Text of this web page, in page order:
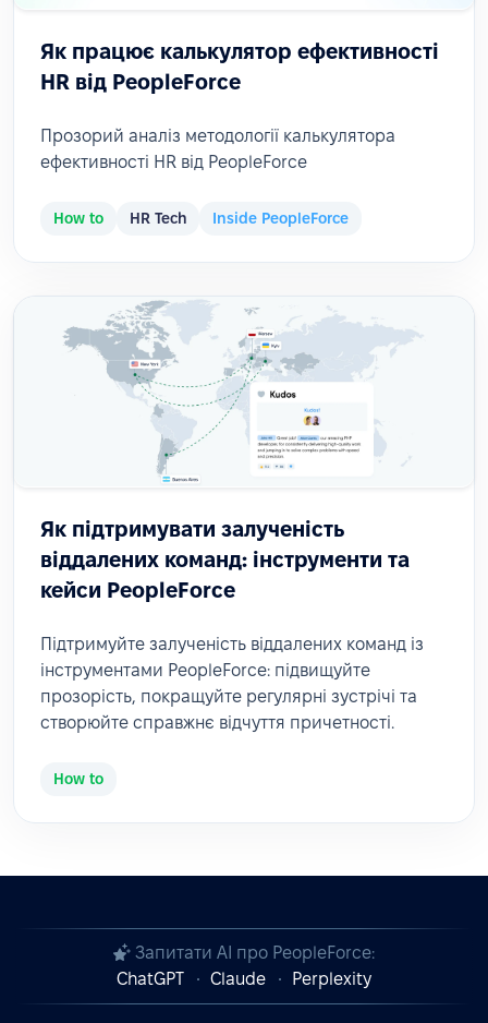
Як працює калькулятор ефективності
HR від PeopleForce
Прозорий аналіз методології калькулятора
ефективності HR від PeopleForce
How to HR Tech Inside PeopleForce
Як підтримувати залученість
віддалених команд: інструменти та
кейси PeopleForce
Підтримуйте залученість віддалених команд із
інструментами PeopleForce: підвищуйте
прозорість, покращуйте регулярні зустрічі та
створюйте справжнє відчуття причетності.
How to
Запитати AI про PeopleForce:
ChatGPT
Claude Perplexity